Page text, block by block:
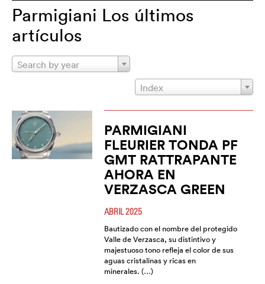
Parmigiani Los últimos
artículos
Search by year
Index
PARMIGIANI
FLEURIER TONDA PF
GMT RATTRAPANTE
AHORA EN
VERZASCA GREEN
ABRIL 2025
Bautizado con el nombre del protegido
Valle de Verzasca, su distintivo y
majestuoso tono refleja el color de sus
aguas cristalinas y ricas en
minerales. (…)